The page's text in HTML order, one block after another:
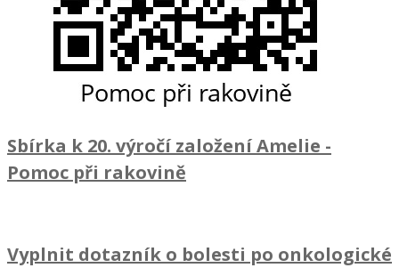
Sbírka k 20. výročí založení Amelie -
Pomoc při rakovině
Vyplnit dotazník o bolesti po onkologické